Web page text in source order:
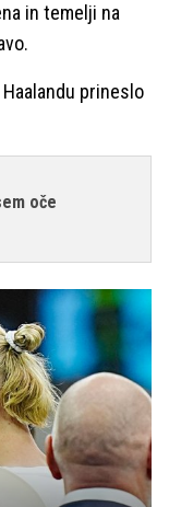
in temelji na
prineslo
oče